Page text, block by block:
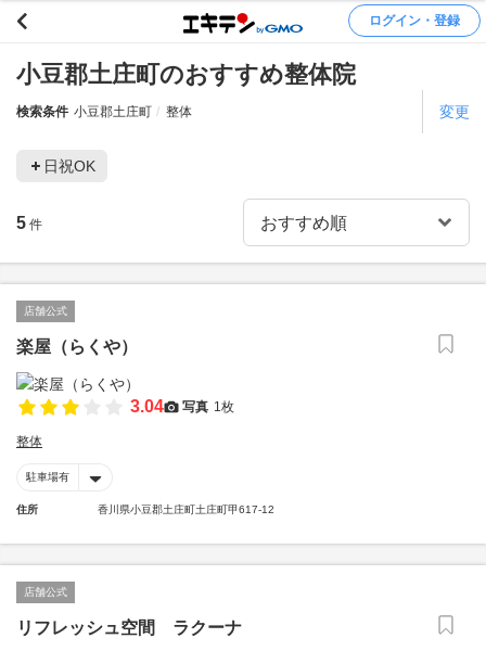
ログイン・登録
小豆郡土庄町のおすすめ整体院
検索条件 小豆郡土庄町 整体 変更
日祝OK
5 件
店舗公式
楽屋（らくや）
3.04 写真 1枚
整体
駐車場有
住所 香川県小豆郡土庄町土庄町甲617-12
店舗公式
リフレッシュ空間 ラクーナ